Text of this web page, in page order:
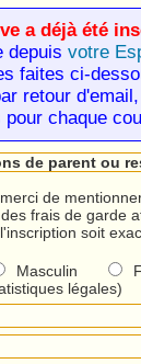
a déjà été
depuisvotre
faites ci-
retour
chaque
de parent ou
de
frais de garde
soit
Masculin
légales)